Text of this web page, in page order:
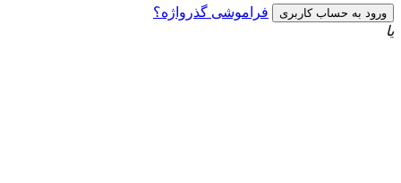
فراموشی گذرواژه؟
یا